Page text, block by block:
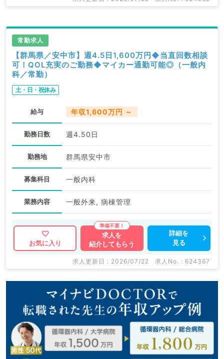
常勤求人
【群馬県／安中市】週4.5日1,600万円◆当直回数相談
可！QOL充実のご勤務◆マイカー通勤可能◎（一般内
科／常勤）
土・日・祝休み
給与 年収1,600万円 ～
勤務日数 週4.50日
勤務地 群馬県安中市
募集科目 一般内科
業務内容 一般外来, 病棟管理
お気に入り
求人を
紹介してもらう
詳細を
見る
求人更新日 : 2026/07/22 求人No. : 624367